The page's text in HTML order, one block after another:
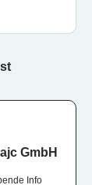
GmbH
Info